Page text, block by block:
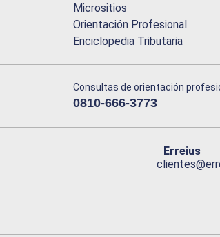
Micrositios
Orientación Profesional
Enciclopedia Tributaria
Consultas de orientación
0810-666-3773
Erreius